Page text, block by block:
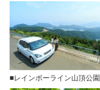
■レインボーライン山頂公園